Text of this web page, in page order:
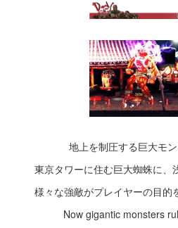
地上を制圧する巨大モン
東京タワーに住む巨大蜘蛛に
様々な強敵がプレイヤーの目的
Now gigantic monsters